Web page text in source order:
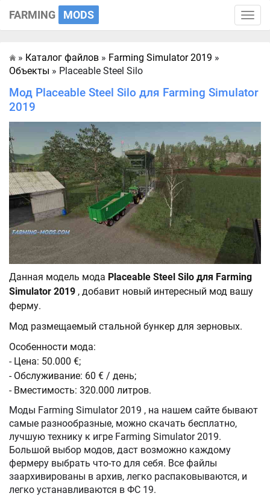
Toggle
FARMING MODS
Главная
» Каталог файлов » Farming Simulator 2019 »
Объекты » Placeable Steel Silo
Мод Placeable Steel Silo для Farming Simulator
2019
Данная модель мода Placeable Steel Silo для Farming
Simulator 2019 , добавит новый интересный мод вашу
ферму.
Мод размещаемый стальной бункер для зерновых.
Особенности мода:
- Цена: 50.000 €;
- Обслуживание: 60 € / день;
- Вместимость: 320.000 литров.
Моды Farming Simulator 2019 , на нашем сайте бывают
самые разнообразные, можно скачать бесплатно,
лучшую технику к игре Farming Simulator 2019.
Большой выбор модов, даст возможно каждому
фермеру выбрать что-то для себя. Все файлы
заархивированы в архив, легко распаковываются, и
легко устанавливаются в ФС 19.